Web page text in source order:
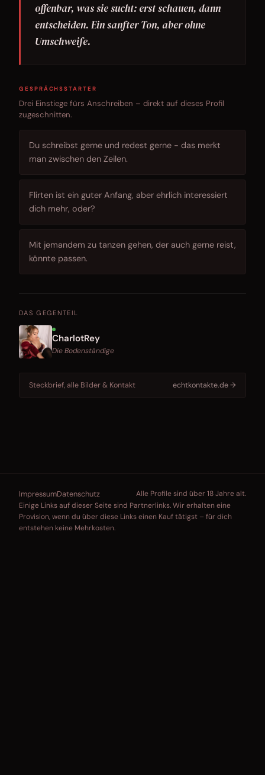
offenbar, was sie sucht: erst schauen, dann
entscheiden. Ein sanfter Ton, aber ohne
Umschweife.
GESPRÄCHSSTARTER
Drei Einstiege fürs Anschreiben – direkt auf dieses Profil
zugeschnitten.
Du schreibst gerne und redest gerne - das merkt
man zwischen den Zeilen.
Flirten ist ein guter Anfang, aber ehrlich interessiert
dich mehr, oder?
Mit jemandem zu tanzen gehen, der auch gerne reist,
könnte passen.
DAS GEGENTEIL
CharlotRey
Die Bodenständige
Steckbrief, alle Bilder & Kontakt echtkontakte.de →
ImpressumDatenschutz
Alle Profile sind über 18 Jahre alt.
Einige Links auf dieser Seite sind Partnerlinks. Wir erhalten eine
Provision, wenn du über diese Links einen Kauf tätigst – für dich
entstehen keine Mehrkosten.